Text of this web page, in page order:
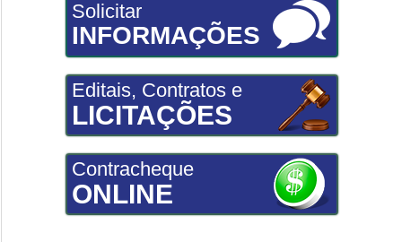
Solicitar
INFORMAÇÕES
Editais, Contratos e
LICITAÇÕES
Contracheque
ONLINE